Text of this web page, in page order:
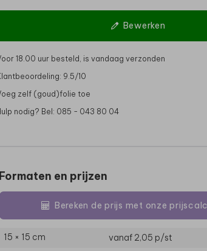
Bewerken
18.00 uur besteld, is vandaag verzonden
9.5/10
zelf (goud)folie toe
nodig? Bel: 085 - 043 80 04
Formaten en prijzen
Bereken de prijs met onze
15 × 15 cm vanaf 2,05 p/st